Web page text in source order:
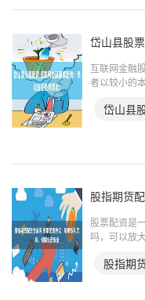
互联网金融
者以较小的
国内股票
岱山县
股票配资是
吗，可以放
协议至关重
股指期